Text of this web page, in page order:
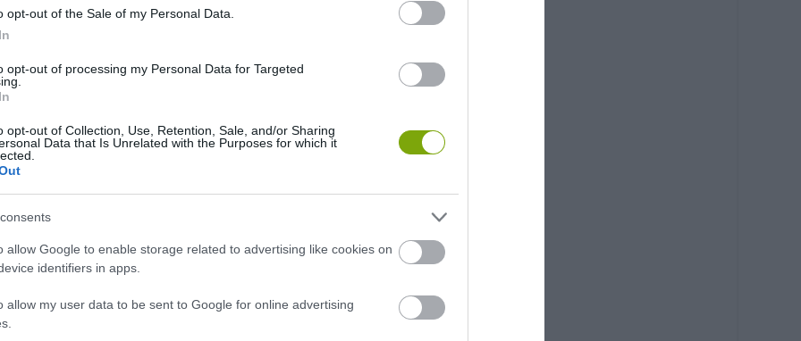
opt-out of the Sale of my Personal Data.
opt-out of processing my Personal Data for Targeted
opt-out of Collection, Use, Retention, Sale, and/or Sharing
Data that Is Unrelated with the Purposes for which it
allow Google to enable storage related to advertising like cookies on
identifiers in apps.
allow my user data to be sent to Google for online advertising
patológiai alapú nézőponttal, amely az autizmust
A neuroaffirmatív szemlélet szerint az autista
hanem a társadalomnak kell úgy
irányába.
és a rugalmasság elfogadása is. Az iskolákban,
szemlélet azt jelenti, hogy a hangsúly nem a
van.
saját tapasztalataik alapján kapjanak hangot, és
róluk. A mottó gyakran így hangzik: „Semmit